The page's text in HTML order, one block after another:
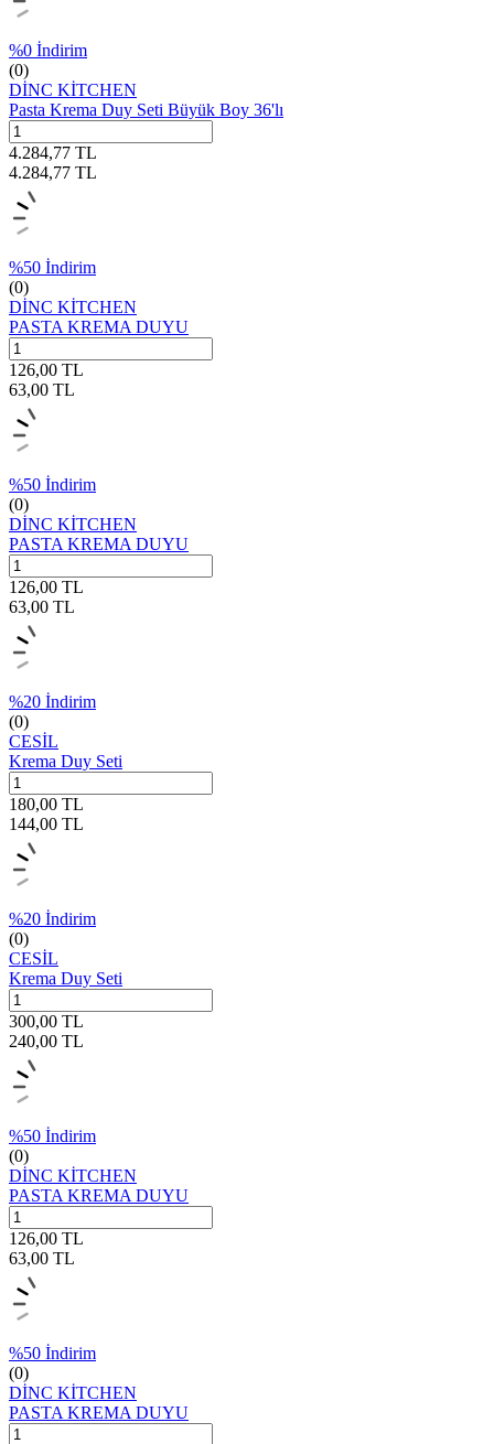
%0 İndirim
(0)
DİNC KİTCHEN
Pasta Krema Duy Seti Büyük Boy 36'lı
4.284,77 TL
4.284,77 TL
%50 İndirim
(0)
DİNC KİTCHEN
PASTA KREMA DUYU
126,00 TL
63,00 TL
%50 İndirim
(0)
DİNC KİTCHEN
PASTA KREMA DUYU
126,00 TL
63,00 TL
%20 İndirim
(0)
CESİL
Krema Duy Seti
180,00 TL
144,00 TL
%20 İndirim
(0)
CESİL
Krema Duy Seti
300,00 TL
240,00 TL
%50 İndirim
(0)
DİNC KİTCHEN
PASTA KREMA DUYU
126,00 TL
63,00 TL
%50 İndirim
(0)
DİNC KİTCHEN
PASTA KREMA DUYU